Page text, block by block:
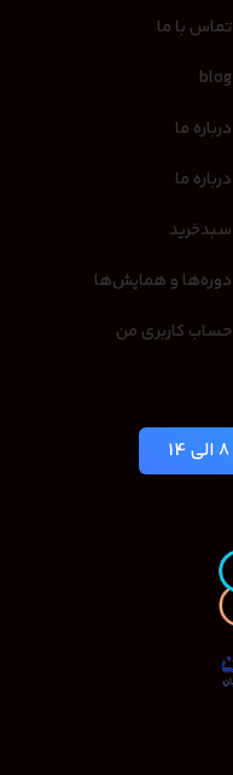
تماس با ما
blog
درباره ما
درباره ما
سبدخرید
دوره‌ها و همایش‌ها
حساب کاربری من